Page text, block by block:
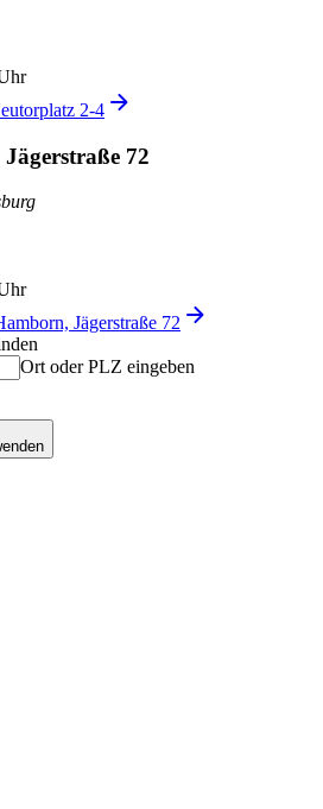
2-4
72
Jägerstraße 72
Ort oder PLZ eingeben